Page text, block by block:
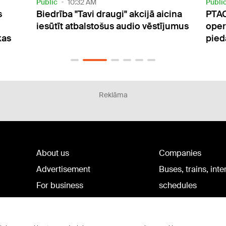
Public 8:57 PM
PTAC aicina izvairīties no tūrisma
operatora un neiegādāties tā
Reklāma
About us
Advertisement
For business
Companies
Buses, trains,
schedules